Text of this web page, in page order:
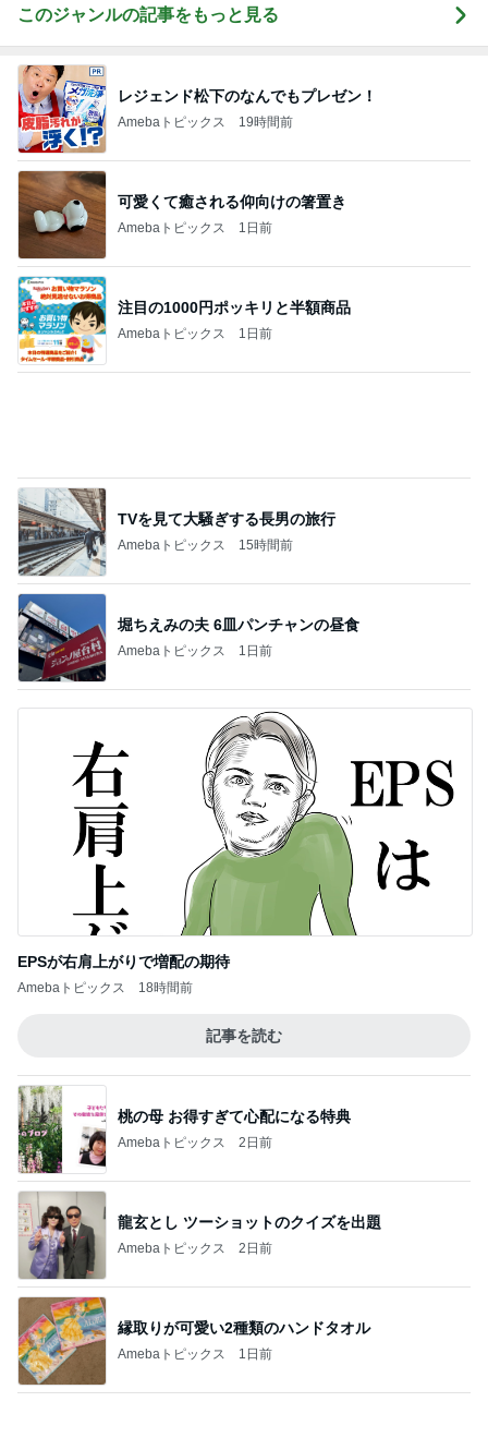
記事を読む
桃の母 お得すぎて心配になる特典
Amebaトピックス 2日前
龍玄とし ツーショットのクイズを出題
Amebaトピックス 2日前
縁取りが可愛い2種類のハンドタオル
Amebaトピックス 1日前
パナソニックの補助輪付き自転車
Amebaトピックス
記事を読む
暑すぎて苦でしかないスーパーの買い物
Amebaトピックス
Amebaトピックス 1日前
手術したばかりなのに新しい出来物
Amebaトピックス 14時間前
使い途を考える夏祭りくじの当たり
Amebaトピックス 1日前